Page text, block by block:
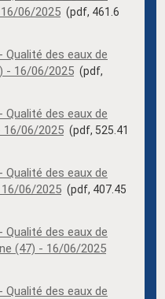
06/2025 (pdf, 461.6
des eaux de
- 16/06/2025 (pdf,
des eaux de
16/06/2025 (pdf, 525.41
des eaux de
06/2025 (pdf, 407.45
des eaux de
(47) - 16/06/2025
des eaux de